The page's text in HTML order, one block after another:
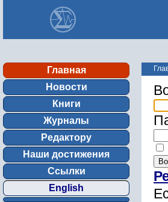
Главная
Новости
Книги
Журналы
Редактору
Наши достижения
Ссылки
English